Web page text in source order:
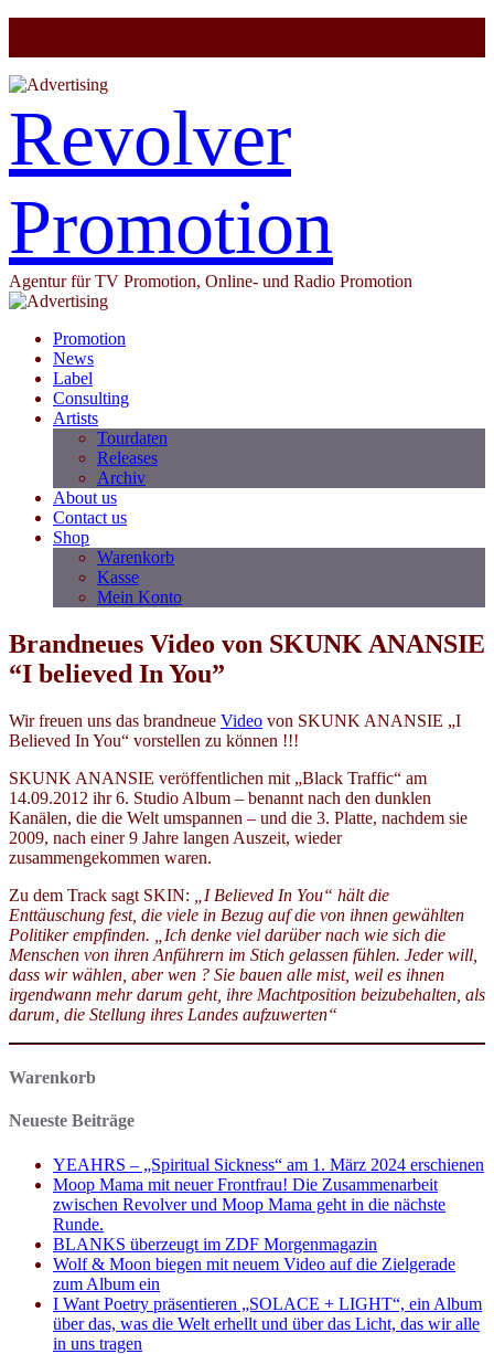
Revolver
Promotion
Agentur für TV Promotion, Online- und Radio Promotion
Promotion
News
Label
Consulting
Artists
Tourdaten
Releases
Archiv
About us
Contact us
Shop
Warenkorb
Kasse
Mein Konto
Brandneues Video von SKUNK ANANSIE
“I believed In You”
Wir freuen uns das brandneue Video von SKUNK ANANSIE „I
Believed In You“ vorstellen zu können !!!
SKUNK ANANSIE veröffentlichen mit „Black Traffic“ am
14.09.2012 ihr 6. Studio Album – benannt nach den dunklen
Kanälen, die die Welt umspannen – und die 3. Platte, nachdem sie
2009, nach einer 9 Jahre langen Auszeit, wieder
zusammengekommen waren.
Zu dem Track sagt SKIN:
„I Believed In You“ hält die
Enttäuschung fest, die viele in Bezug auf die von ihnen gewählten
Politiker empfinden. „Ich denke viel darüber nach wie sich die
Menschen von ihren Anführern im Stich gelassen fühlen. Jeder will,
dass wir wählen, aber wen ? Sie bauen alle mist, weil es ihnen
irgendwann mehr darum geht, ihre Machtposition beizubehalten, als
darum, die Stellung ihres Landes aufzuwerten“
Warenkorb
Neueste Beiträge
YEAHRS – „Spiritual Sickness“ am 1. März 2024 erschienen
Moop Mama mit neuer Frontfrau! Die Zusammenarbeit
zwischen Revolver und Moop Mama geht in die nächste
Runde.
BLANKS überzeugt im ZDF Morgenmagazin
Wolf & Moon biegen mit neuem Video auf die Zielgerade
zum Album ein
I Want Poetry präsentieren „SOLACE + LIGHT“, ein Album
über das, was die Welt erhellt und über das Licht, das wir alle
in uns tragen